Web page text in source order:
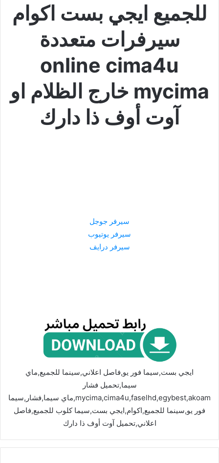
للجميع ايجي بست اكوام
سيرفرات متعددة
online cima4u
mycima خارج الظلام او
آوت أوف ذا دارك
سيرفر جوجل
سيرفر يوتيوب
سيرفر درايف
ايجي بست,سيما فور يو,فاصل اعلاني,سينما للجميع,ماي
سيما,تحميل فشار
mycima,cima4u,faselhd,egybest,akoam,ماي سيما,فشار,سيما
فور يو,سينما للجميع,اكوام,ايجي بست,سيما كلوب للجميع,فاصل
اعلاني,تحميل آوت أوف ذا دارك